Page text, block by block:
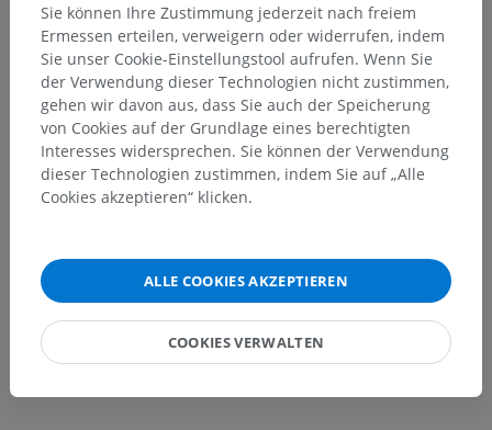
Sie können Ihre Zustimmung jederzeit nach freiem
Ermessen erteilen, verweigern oder widerrufen, indem
Sie unser Cookie-Einstellungstool aufrufen. Wenn Sie
der Verwendung dieser Technologien nicht zustimmen,
gehen wir davon aus, dass Sie auch der Speicherung
von Cookies auf der Grundlage eines berechtigten
Interesses widersprechen. Sie können der Verwendung
dieser Technologien zustimmen, indem Sie auf „Alle
Cookies akzeptieren“ klicken.
ALLE COOKIES AKZEPTIEREN
COOKIES VERWALTEN